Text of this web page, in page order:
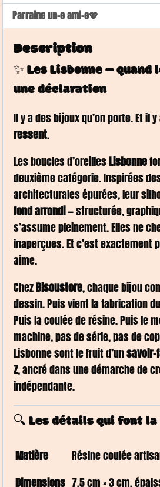
Parraine un-e ami-e💖
Description
✨ Les Lisbonne —
une déclaration
Il y a des bijoux qu’on porte. Et il
ressent.
Les boucles d’oreillesLisbonne
deuxième catégorie. Inspirées
architecturales épurées, leur
fond arrondi— structurée,
s’assume pleinement. Elles ne
inaperçues. Et c’est exactement
aime.
ChezBisoustore, chaque bijou
dessin. Puis vient la fabrication
Puis la coulée de résine. Puis le
machine, pas de série, pas de
Lisbonne sont le fruit d’unsavoir-
Z, ancré dans une démarche de
indépendante.
🔍 Les détails qui font
Matière
Résine coulée
Dimensions 7,5 cm × 3 cm,